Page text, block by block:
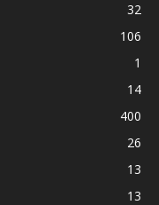
32
106
1
14
400
26
13
13